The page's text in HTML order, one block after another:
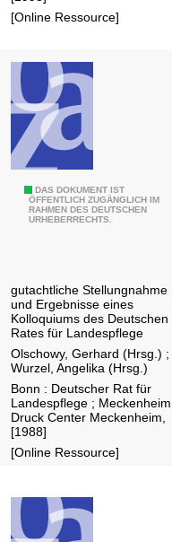
t
e
t
ä
g
n
L
a
n
d
n
u
t
z
n
[Online Ressource]
DAS DOKUMENT IST
ÖFFENTLICH ZUGÄNGLICH IM
RAHMEN DES DEUTSCHEN
URHEBERRECHTS.
w
e
l
t
v
e
r
t
r
gutachtliche Stellungnahme
und Ergebnisse eines
Kolloquiums des Deutschen
Rates für Landespflege
Olschowy, Gerhard (Hrsg.) ;
Wurzel, Angelika (Hrsg.)
Bonn : Deutscher Rat für
Landespflege ;
Druck Center Meckenheim,
[1988]
[Online Ressource]